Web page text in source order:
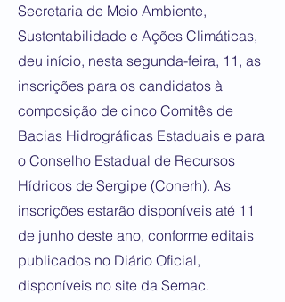
Secretaria de Meio Ambiente,
Sustentabilidade e Ações Climáticas,
deu início, nesta segunda-feira, 11, as
inscrições para os candidatos à
composição de cinco Comitês de
Bacias Hidrográficas Estaduais e para
o Conselho Estadual de Recursos
Hídricos de Sergipe (Conerh). As
inscrições estarão disponíveis até 11
de junho deste ano, conforme editais
publicados no Diário Oficial,
disponíveis no site da Semac.